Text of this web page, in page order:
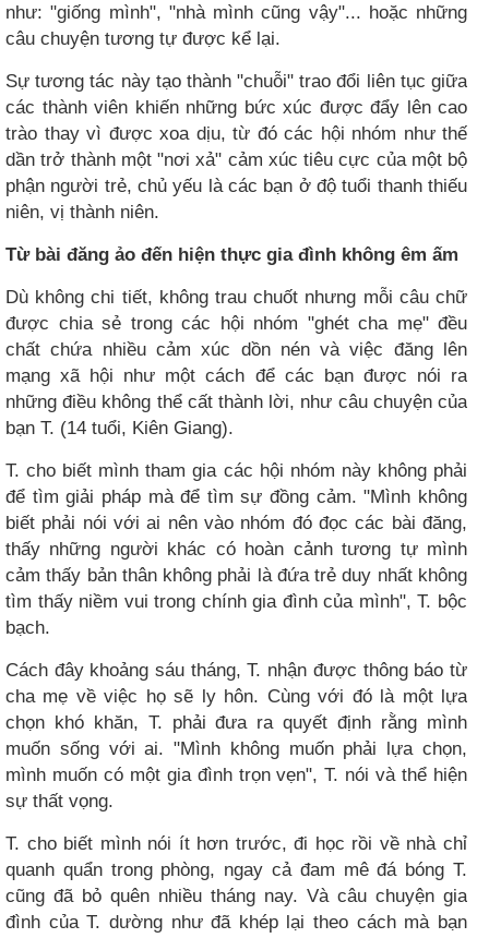
như: "giống mình", "nhà mình cũng vậy"... hoặc những
câu chuyện tương tự được kể lại.
Sự tương tác này tạo thành "chuỗi" trao đổi liên tục giữa
các thành viên khiến những bức xúc được đẩy lên cao
trào thay vì được xoa dịu, từ đó các hội nhóm như thế
dần trở thành một "nơi xả" cảm xúc tiêu cực của một bộ
phận người trẻ, chủ yếu là các bạn ở độ tuổi thanh thiếu
niên, vị thành niên.
Từ bài đăng ảo đến hiện thực gia đình không êm ấm
Dù không chi tiết, không trau chuốt nhưng mỗi câu chữ
được chia sẻ trong các hội nhóm "ghét cha mẹ" đều
chất chứa nhiều cảm xúc dồn nén và việc đăng lên
mạng xã hội như một cách để các bạn được nói ra
những điều không thể cất thành lời, như câu chuyện của
bạn T. (14 tuổi, Kiên Giang).
T. cho biết mình tham gia các hội nhóm này không phải
để tìm giải pháp mà để tìm sự đồng cảm. "Mình không
biết phải nói với ai nên vào nhóm đó đọc các bài đăng,
thấy những người khác có hoàn cảnh tương tự mình
cảm thấy bản thân không phải là đứa trẻ duy nhất không
tìm thấy niềm vui trong chính gia đình của mình", T. bộc
bạch.
Cách đây khoảng sáu tháng, T. nhận được thông báo từ
cha mẹ về việc họ sẽ ly hôn. Cùng với đó là một lựa
chọn khó khăn, T. phải đưa ra quyết định rằng mình
muốn sống với ai. "Mình không muốn phải lựa chọn,
mình muốn có một gia đình trọn vẹn", T. nói và thể hiện
sự thất vọng.
T. cho biết mình nói ít hơn trước, đi học rồi về nhà chỉ
quanh quẩn trong phòng, ngay cả đam mê đá bóng T.
cũng đã bỏ quên nhiều tháng nay. Và câu chuyện gia
đình của T. dường như đã khép lại theo cách mà bạn